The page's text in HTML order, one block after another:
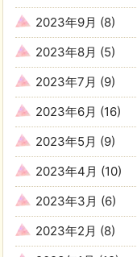
2023年9月 (8)
2023年8月 (5)
2023年7月 (9)
2023年6月 (16)
2023年5月 (9)
2023年4月 (10)
2023年3月 (6)
2023年2月 (8)